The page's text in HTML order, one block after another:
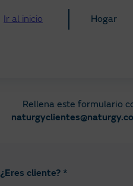
Hogar
Rellena este formulario
¿Eres cliente? *